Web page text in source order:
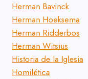
Herman Bavinck
Herman Hoeksema
Herman Ridderbos
Herman Witsius
Historia de la Iglesia
Homilética